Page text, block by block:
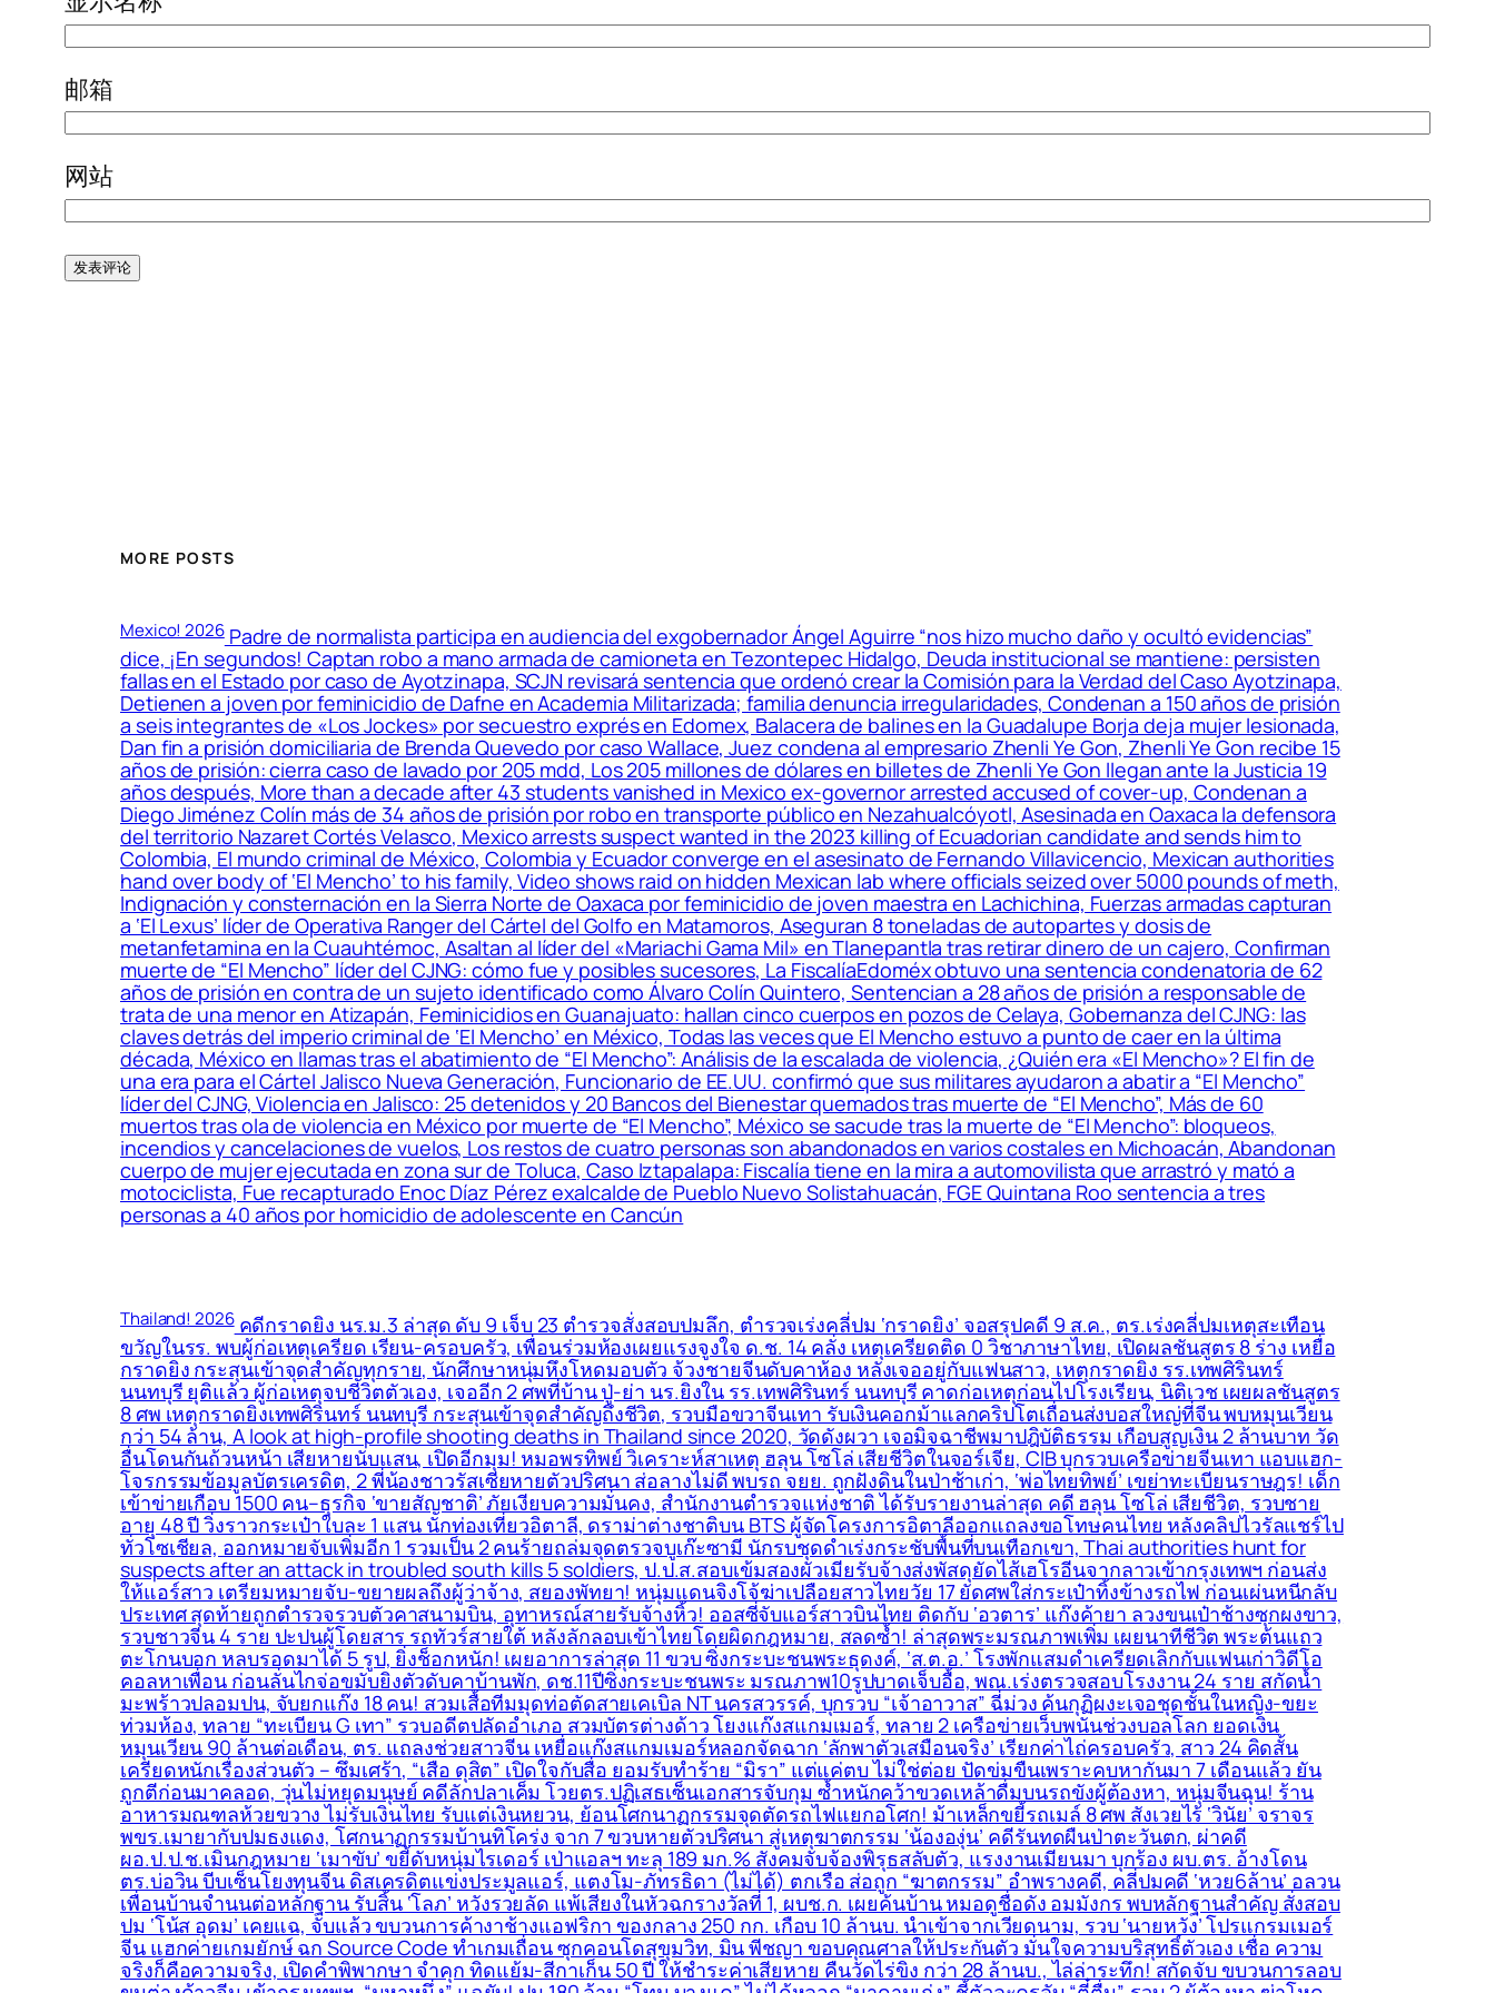
邮箱
网站
MORE POSTS
Mexico! 2026Padre de normalista participa en audiencia del exgobernador Ángel Aguirre “nos hizo mucho daño y ocultó evidencias”
dice, ¡En segundos! Captan robo a mano armada de camioneta en Tezontepec Hidalgo, Deuda institucional se mantiene: persisten
fallas en el Estado por caso de Ayotzinapa, SCJN revisará sentencia que ordenó crear la Comisión para la Verdad del Caso Ayotzinapa,
Detienen a joven por feminicidio de Dafne en Academia Militarizada; familia denuncia irregularidades, Condenan a 150 años de prisión
a seis integrantes de «Los Jockes» por secuestro exprés en Edomex, Balacera de balines en la Guadalupe Borja deja mujer lesionada,
Dan fin a prisión domiciliaria de Brenda Quevedo por caso Wallace, Juez condena al empresario Zhenli Ye Gon, Zhenli Ye Gon recibe 15
años de prisión: cierra caso de lavado por 205 mdd, Los 205 millones de dólares en billetes de Zhenli Ye Gon llegan ante la Justicia 19
años después, More than a decade after 43 students vanished in Mexico ex-governor arrested accused of cover-up, Condenan a
Diego Jiménez Colín más de 34 años de prisión por robo en transporte público en Nezahualcóyotl, Asesinada en Oaxaca la defensora
del territorio Nazaret Cortés Velasco, Mexico arrests suspect wanted in the 2023 killing of Ecuadorian candidate and sends him to
Colombia, El mundo criminal de México, Colombia y Ecuador converge en el asesinato de Fernando Villavicencio, Mexican authorities
hand over body of ‘El Mencho’ to his family, Video shows raid on hidden Mexican lab where officials seized over 5000 pounds of meth,
Indignación y consternación en la Sierra Norte de Oaxaca por feminicidio de joven maestra en Lachichina, Fuerzas armadas capturan
a ‘El Lexus’ líder de Operativa Ranger del Cártel del Golfo en Matamoros, Aseguran 8 toneladas de autopartes y dosis de
metanfetamina en la Cuauhtémoc, Asaltan al líder del «Mariachi Gama Mil» en Tlanepantla tras retirar dinero de un cajero, Confirman
muerte de “El Mencho” líder del CJNG: cómo fue y posibles sucesores, La FiscalíaEdoméx obtuvo una sentencia condenatoria de 62
años de prisión en contra de un sujeto identificado como Álvaro Colín Quintero, Sentencian a 28 años de prisión a responsable de
trata de una menor en Atizapán, Feminicidios en Guanajuato: hallan cinco cuerpos en pozos de Celaya, Gobernanza del CJNG: las
claves detrás del imperio criminal de ‘El Mencho’ en México, Todas las veces que El Mencho estuvo a punto de caer en la última
década, México en llamas tras el abatimiento de “El Mencho”: Análisis de la escalada de violencia, ¿Quién era «El Mencho»? El fin de
una era para el Cártel Jalisco Nueva Generación, Funcionario de EE.UU. confirmó que sus militares ayudaron a abatir a “El Mencho”
líder del CJNG, Violencia en Jalisco: 25 detenidos y 20 Bancos del Bienestar quemados tras muerte de “El Mencho”, Más de 60
muertos tras ola de violencia en México por muerte de “El Mencho”, México se sacude tras la muerte de “El Mencho”: bloqueos,
incendios y cancelaciones de vuelos, Los restos de cuatro personas son abandonados en varios costales en Michoacán, Abandonan
cuerpo de mujer ejecutada en zona sur de Toluca, Caso Iztapalapa: Fiscalía tiene en la mira a automovilista que arrastró y mató a
motociclista, Fue recapturado Enoc Díaz Pérez exalcalde de Pueblo Nuevo Solistahuacán, FGE Quintana Roo sentencia a tres
personas a 40 años por homicidio de adolescente en Cancún
Thailand! 2026คดีกราดยิง นร.ม.3 ล่าสุด ดับ 9 เจ็บ 23 ตำรวจสั่งสอบปมลึก, ตำรวจเร่งคลี่ปม ‘กราดยิง’ จอสรุปคดี 9 ส.ค., ตร.เร่งคลี่ปมเหตุสะเทือน
ขวัญในรร. พบผู้ก่อเหตุเครียด เรียน-ครอบครัว, เพื่อนร่วมห้องเผยแรงจูงใจ ด.ช. 14 คลั่ง เหตุเครียดติด 0 วิชาภาษาไทย, เปิดผลชันสูตร 8 ร่าง เหยื่อ
กราดยิง กระสุนเข้าจุดสำคัญทุกราย, นักศึกษาหนุ่มหึงโหดมอบตัว จ้วงชายจีนดับคาห้อง หลังเจออยู่กับแฟนสาว, เหตุกราดยิง รร.เทพศิรินทร์
นนทบุรี ยุติแล้ว ผู้ก่อเหตุจบชีวิตตัวเอง, เจออีก 2 ศพที่บ้าน ปู่-ย่า นร.ยิงใน รร.เทพศิรินทร์ นนทบุรี คาดก่อเหตุก่อนไปโรงเรียน, นิติเวช เผยผลชันสูตร
8 ศพ เหตุกราดยิงเทพศิรินทร์ นนทบุรี กระสุนเข้าจุดสำคัญถึงชีวิต, รวบมือขวาจีนเทา รับเงินคอกม้าแลกคริปโตเถื่อนส่งบอสใหญ่ที่จีน พบหมุนเวียน
กว่า 54 ล้าน, A look at high-profile shooting deaths in Thailand since 2020, วัดดังผวา เจอมิจฉาชีพมาปฎิบัติธรรม เกือบสูญเงิน 2 ล้านบาท วัด
อื่นโดนกันถ้วนหน้า เสียหายนับแสน, เปิดอีกมุม! หมอพรทิพย์ วิเคราะห์สาเหตุ ฮลุน โซโล่ เสียชีวิตในจอร์เจีย, CIB บุกรวบเครือข่ายจีนเทา แอบแฮก-
โจรกรรมข้อมูลบัตรเครดิต, 2 พี่น้องชาวรัสเซียหายตัวปริศนา ส่อลางไม่ดี พบรถ จยย. ถูกฝังดินในป่าช้าเก่า, ‘พ่อไทยทิพย์’ เขย่าทะเบียนราษฎร! เด็ก
เข้าข่ายเกือบ 1500 คน–ธุรกิจ ‘ขายสัญชาติ’ ภัยเงียบความมั่นคง, สำนักงานตำรวจแห่งชาติ ได้รับรายงานล่าสุด คดี ฮลุน โซโล่ เสียชีวิต, รวบชาย
อายุ 48 ปี วิ่งราวกระเป๋าใบละ 1 แสน นักท่องเที่ยวอิตาลี, ดราม่าต่างชาติบน BTS ผู้จัดโครงการอิตาลีออกแถลงขอโทษคนไทย หลังคลิปไวรัลแชร์ไป
ทั่วโซเชียล, ออกหมายจับเพิ่มอีก 1 รวมเป็น 2 คนร้ายถล่มจุดตรวจบูเก๊ะซามี นักรบชุดดำเร่งกระชับพื้่นที่บนเทือกเขา, Thai authorities hunt for
suspects after an attack in troubled south kills 5 soldiers, ป.ป.ส.สอบเข้มสองผัวเมียรับจ้างส่งพัสดุยัดไส้เฮโรอีนจากลาวเข้ากรุงเทพฯ ก่อนส่ง
ให้แอร์สาว เตรียมหมายจับ-ขยายผลถึงผู้ว่าจ้าง, สยองพัทยา! หนุ่มแดนจิงโจ้ฆ่าเปลือยสาวไทยวัย 17 ยัดศพใส่กระเป๋าทิ้งข้างรถไฟ ก่อนเผ่นหนีกลับ
ประเทศ สุดท้ายถูกตำรวจรวบตัวคาสนามบิน, อุทาหรณ์สายรับจ้างหิ้ว! ออสซี่จับแอร์สาวบินไทย ติดกับ ‘อวตาร’ แก๊งค้ายา ลวงขนเป๋าช้างซุกผงขาว,
รวบชาวจีน 4 ราย ปะปนผู้โดยสาร รถทัวร์สายใต้ หลังลักลอบเข้าไทยโดยผิดกฎหมาย, สลดซ้ำ! ล่าสุดพระมรณภาพเพิ่ม เผยนาทีชีวิต พระต้นแถว
ตะโกนบอก หลบรอดมาได้ 5 รูป, ยิ่งช็อกหนัก! เผยอาการล่าสุด 11 ขวบ ซิ่งกระบะชนพระธุดงค์, ‘ส.ต.อ.’ โรงพักแสมดำเครียดเลิกกับแฟนเก่าวิดีโอ
คอลหาเพื่อน ก่อนลั่นไกจ่อขมับยิงตัวดับคาบ้านพัก, ดช.11ปีซิ่งกระบะชนพระ มรณภาพ10รูปบาดเจ็บอื้อ, พณ.เร่งตรวจสอบโรงงาน 24 ราย สกัดน้ำ
มะพร้าวปลอมปน, จับยกแก๊ง 18 คน! สวมเสื้อทีมมุดท่อตัดสายเคเบิล NT นครสวรรค์, บุกรวบ “เจ้าอาวาส” ฉี่ม่วง ค้นกุฏิผงะเจอชุดชั้นในหญิง-ขยะ
ท่วมห้อง, ทลาย “ทะเบียน G เทา” รวบอดีตปลัดอำเภอ สวมบัตรต่างด้าว โยงแก๊งสแกมเมอร์, ทลาย 2 เครือข่ายเว็บพนันช่วงบอลโลก ยอดเงิน
หมุนเวียน 90 ล้านต่อเดือน, ตร. แถลงช่วยสาวจีน เหยื่อแก๊งสแกมเมอร์หลอกจัดฉาก ‘ลักพาตัวเสมือนจริง’ เรียกค่าไถ่ครอบครัว, สาว 24 คิดสั้น
เครียดหนักเรื่องส่วนตัว – ซึมเศร้า, “เสือ ดุสิต” เปิดใจกับสื่อ ยอมรับทำร้าย “มิรา” แต่แค่ตบ ไม่ใช่ต่อย ปัดข่มขืนเพราะคบหากันมา 7 เดือนแล้ว ยัน
ถูกตีก่อนมาคลอด, วุ่นไม่หยุดมนุษย์ คดีลักปลาเค็ม โวยตร.ปฏิเสธเซ็นเอกสารจับกุม ซ้ำหนักคว้าขวดเหล้าดื่มบนรถขังผู้ต้องหา, หนุ่มจีนฉุน! ร้าน
อาหารมณฑลห้วยขวาง ไม่รับเงินไทย รับแต่เงินหยวน, ย้อนโศกนาฏกรรมจุดตัดรถไฟแยกอโศก! ม้าเหล็กขยี้รถเมล์ 8 ศพ สังเวยไร้ ‘วินัย’ จราจร
พขร.เมายากับปมธงแดง, โศกนาฏกรรมบ้านทิโคร่ง จาก 7 ขวบหายตัวปริศนา สู่เหตุฆาตกรรม ‘น้ององุ่น’ คดีรันทดผืนป่าตะวันตก, ผ่าคดี
ผอ.ป.ป.ช.เมินกฎหมาย ‘เมาขับ’ ขยี้ดับหนุ่มไรเดอร์ เป่าแอลฯ ทะลุ 189 มก.% สังคมจับจ้องพิรุธสลับตัว, แรงงานเมียนมา บุกร้อง ผบ.ตร. อ้างโดน
ตร.บ่อวิน บีบเซ็นโยงทุนจีน ดิสเครดิตแข่งประมูลแอร์, แตงโม-ภัทรธิดา (ไม่ได้) ตกเรือ ส่อถูก “ฆาตกรรม” อำพรางคดี, คลี่ปมคดี ‘หวย6ล้าน’ อลวน
เพื่อนบ้านจำนนต่อหลักฐาน รับสิ้น ‘โลภ’ หวังรวยลัด แพ้เสียงในหัวฉกรางวัลที่ 1, ผบช.ก. เผยค้นบ้าน หมอดูชื่อดัง อมมังกร พบหลักฐานสำคัญ สั่งสอบ
ปม ‘โน้ส อุดม’ เคยแฉ, จับแล้ว ขบวนการค้างาช้างแอฟริกา ของกลาง 250 กก. เกือบ 10 ล้านบ. นำเข้าจากเวียดนาม, รวบ ‘นายหวัง’ โปรแกรมเมอร์
จีน แฮกค่ายเกมยักษ์ ฉก Source Code ทำเกมเถื่อน ซุกคอนโดสุขุมวิท, มิน พีชญา ขอบคุณศาลให้ประกันตัว มั่นใจความบริสุทธิ์ตัวเอง เชื่อ ความ
จริงก็คือความจริง, เปิดคำพิพากษา จำคุก ทิดแย้ม-สีกาเก็น 50 ปี ให้ชำระค่าเสียหาย คืนวัดไร่ขิง กว่า 28 ล้านบ., ไล่ล่าระทึก! สกัดจับ ขบวนการลอบ